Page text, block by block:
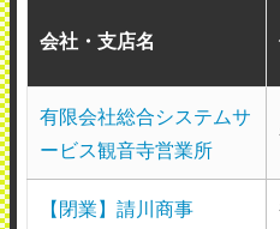
会社・支店名
有限会社総合システムサ
ービス観音寺営業所
【閉業】請川商事